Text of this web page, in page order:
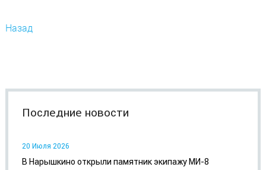
Назад
Последние новости
20 Июля 2026
В Нарышкино открыли памятник экипажу МИ-8